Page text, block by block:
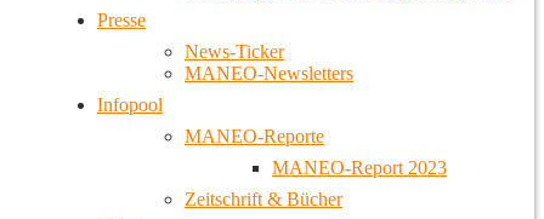
Presse
News-Ticker
MANEO-Newsletters
Infopool
MANEO-Reporte
MANEO-Report 2023
Zeitschrift & Bücher